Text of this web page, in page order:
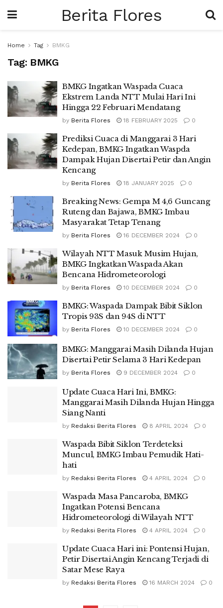
Berita Flores
Home Tag BMKG
Tag: BMKG
BMKG Ingatkan Waspada Cuaca
Ekstrem Landa NTT Mulai Hari Ini
Hingga 22 Februari Mendatang
by Berita Flores 18 FEBRUARY 2025 0
Prediksi Cuaca di Manggarai 3 Hari
Kedepan, BMKG Ingatkan Waspda
Dampak Hujan Disertai Petir dan Angin
Kencang
by Berita Flores 18 JANUARY 2025 0
Breaking News: Gempa M 4,6 Guncang
Ruteng dan Bajawa, BMKG Imbau
Masyarakat Tetap Tenang
by Berita Flores 16 DECEMBER 2024 0
Wilayah NTT Masuk Musim Hujan,
BMKG Ingkatkan Waspada Akan
Bencana Hidrometeorologi
by Berita Flores 10 DECEMBER 2024 0
BMKG: Waspada Dampak Bibit Siklon
Tropis 93S dan 94S di NTT
by Berita Flores 10 DECEMBER 2024 0
BMKG: Manggarai Masih Dilanda Hujan
Disertai Petir Selama 3 Hari Kedepan
by Berita Flores 9 DECEMBER 2024 0
Update Cuaca Hari Ini, BMKG:
Manggarai Masih Dilanda Hujan Hingga
Siang Nanti
by Redaksi Berita Flores 8 APRIL 2024 0
Waspada Bibit Siklon Terdeteksi
Muncul, BMKG Imbau Pemudik Hati-
hati
by Redaksi Berita Flores 4 APRIL 2024 0
Waspada Masa Pancaroba, BMKG
Ingatkan Potensi Bencana
Hidrometeorologi di Wilayah NTT
by Redaksi Berita Flores 4 APRIL 2024 0
Update Cuaca Hari ini: Pontensi Hujan,
Petir Disertai Angin Kencang Terjadi di
Satar Mese Raya
by Redaksi Berita Flores 16 MARCH 2024 0